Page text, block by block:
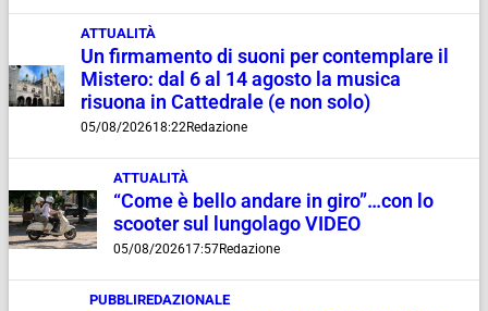
ATTUALITÀ
Un firmamento di suoni per contemplare il
Mistero: dal 6 al 14 agosto la musica
risuona in Cattedrale (e non solo)
05/08/202618:22Redazione
ATTUALITÀ
“Come è bello andare in giro”…con lo
scooter sul lungolago VIDEO
05/08/202617:57Redazione
PUBBLIREDAZIONALE